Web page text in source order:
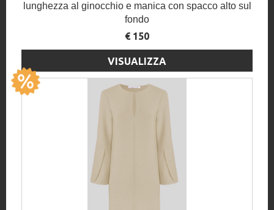
lunghezza al ginocchio e manica con spacco alto sul
fondo
€ 150
VISUALIZZA